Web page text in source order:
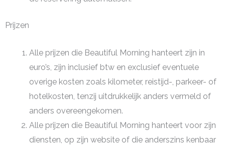
Prijzen
Alle prijzen die Beautiful Morning hanteert zijn in
euro’s, zijn inclusief btw en exclusief eventuele
overige kosten zoals kilometer, reistijd-, parkeer- of
hotelkosten, tenzij uitdrukkelijk anders vermeld of
anders overeengekomen.
Alle prijzen die Beautiful Morning hanteert voor zijn
diensten, op zijn website of die anderszins kenbaar